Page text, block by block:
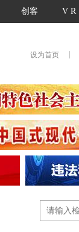
创客 V R
设为首页